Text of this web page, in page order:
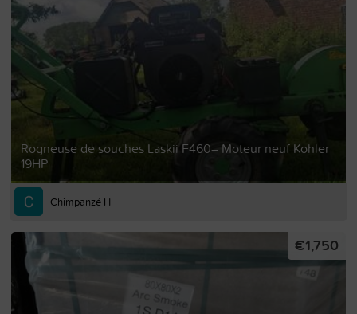
Rogneuse de souches Laskii F460– Moteur neuf Kohler
19HP
Chimpanzé H
€1,750